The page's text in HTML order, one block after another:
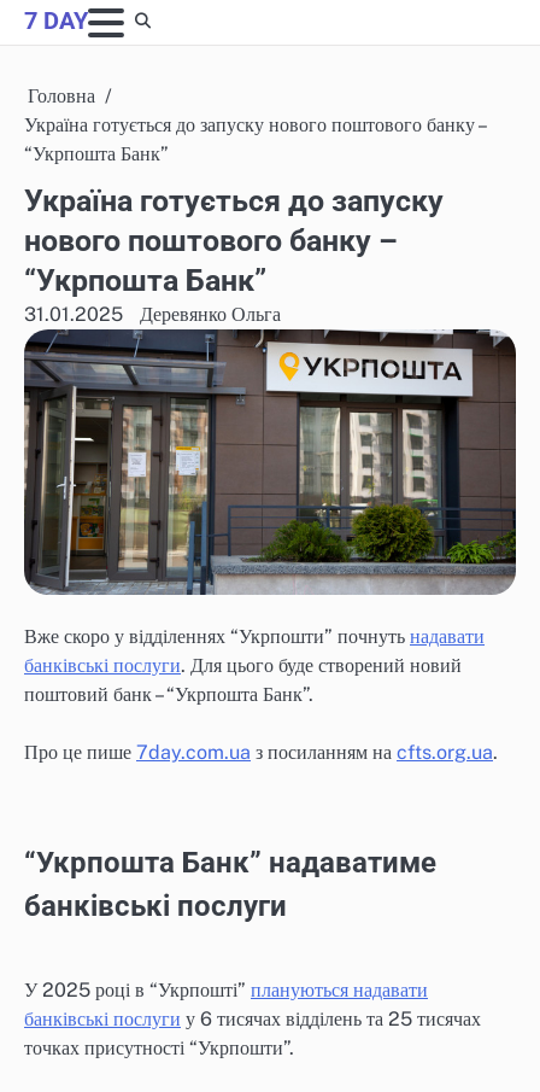
Skip
to
7 DAY
Головна
Україна готується до запуску нового поштового банку –
“Укрпошта Банк”
Україна готується до запуску
нового поштового банку –
“Укрпошта Банк”
31.01.2025 Деревянко Ольга
Вже скоро у відділеннях “Укрпошти” почнуть надавати
банківські послуги. Для цього буде створений новий
поштовий банк – “Укрпошта Банк”.
Про це пише 7day.com.ua з посиланням на cfts.org.ua.
“Укрпошта Банк” надаватиме
банківські послуги
У 2025 році в “Укрпошті” плануються надавати
банківські послуги у 6 тисячах відділень та 25 тисячах
точках присутності “Укрпошти”.